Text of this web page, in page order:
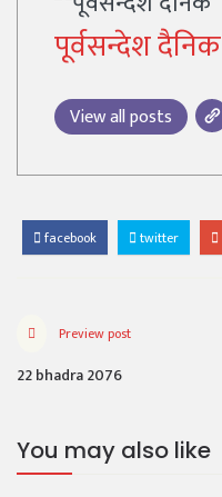
पूर्वसन्देश दैनिक
View all posts
facebook twitter
Preview post
22 bhadra 2076
You may also like